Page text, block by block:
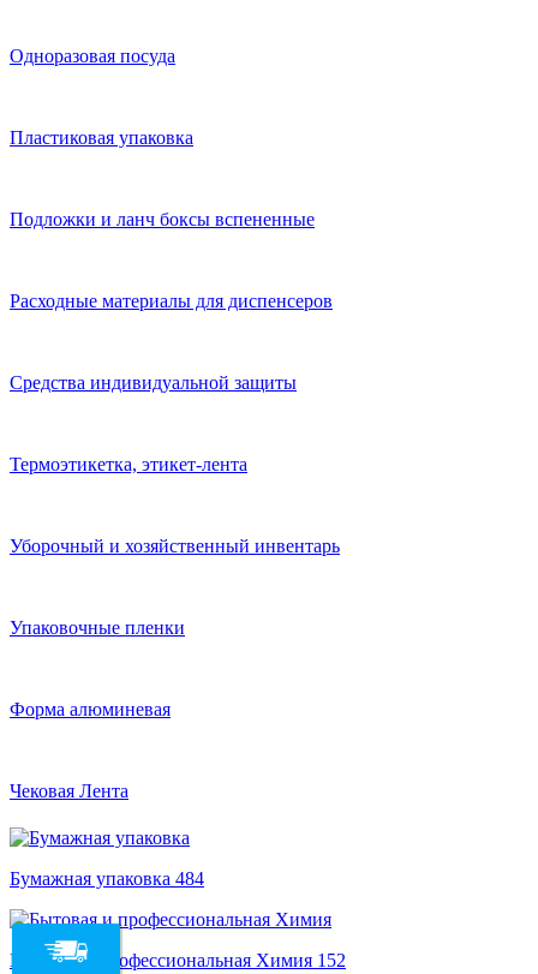
Одноразовая посуда
Пластиковая упаковка
Подложки и ланч боксы вспененные
Расходные материалы для диспенсеров
Средства индивидуальной защиты
Термоэтикетка, этикет-лента
Уборочный и хозяйственный инвентарь
Упаковочные пленки
Форма алюминевая
Чековая Лента
Бумажная упаковка 484
Бытовая и профессиональная Химия 152